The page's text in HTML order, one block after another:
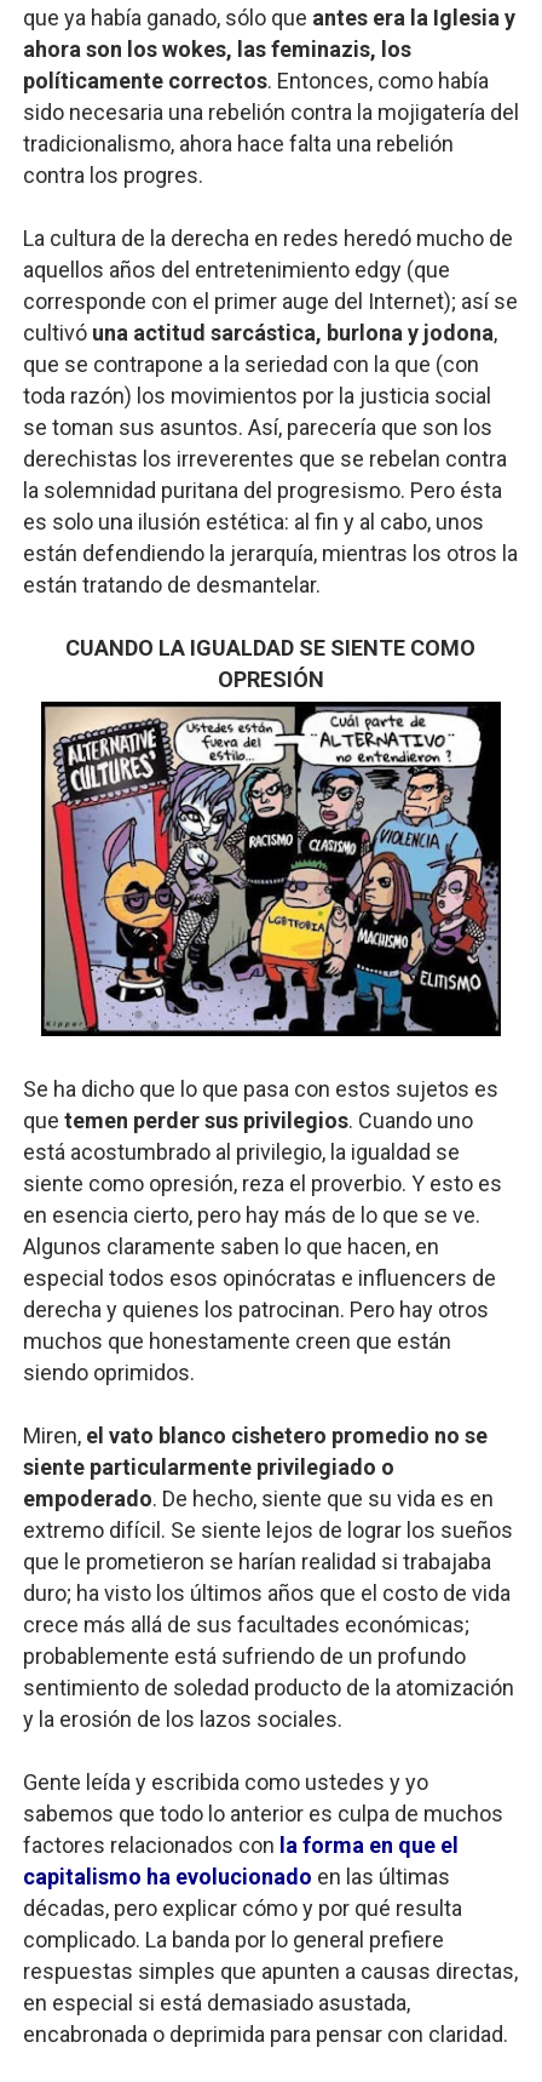
que ya había ganado, sólo que antes era la Iglesia y
ahora son los wokes, las feminazis, los
políticamente correctos. Entonces, como había
sido necesaria una rebelión contra la mojigatería del
tradicionalismo, ahora hace falta una rebelión
contra los progres.
La cultura de la derecha en redes heredó mucho de
aquellos años del entretenimiento edgy (que
corresponde con el primer auge del Internet); así se
cultivó una actitud sarcástica, burlona y jodona,
que se contrapone a la seriedad con la que (con
toda razón) los movimientos por la justicia social
se toman sus asuntos. Así, parecería que son los
derechistas los irreverentes que se rebelan contra
la solemnidad puritana del progresismo. Pero ésta
es solo una ilusión estética: al fin y al cabo, unos
están defendiendo la jerarquía, mientras los otros la
están tratando de desmantelar.
CUANDO LA IGUALDAD SE SIENTE COMO
OPRESIÓN
Se ha dicho que lo que pasa con estos sujetos es
que temen perder sus privilegios. Cuando uno
está acostumbrado al privilegio, la igualdad se
siente como opresión, reza el proverbio. Y esto es
en esencia cierto, pero hay más de lo que se ve.
Algunos claramente saben lo que hacen, en
especial todos esos opinócratas e influencers de
derecha y quienes los patrocinan. Pero hay otros
muchos que honestamente creen que están
siendo oprimidos.
Miren, el vato blanco cishetero promedio no se
siente particularmente privilegiado o
empoderado. De hecho, siente que su vida es en
extremo difícil. Se siente lejos de lograr los sueños
que le prometieron se harían realidad si trabajaba
duro; ha visto los últimos años que el costo de vida
crece más allá de sus facultades económicas;
probablemente está sufriendo de un profundo
sentimiento de soledad producto de la atomización
y la erosión de los lazos sociales.
Gente leída y escribida como ustedes y yo
sabemos que todo lo anterior es culpa de muchos
factores relacionados con la forma en que el
capitalismo ha evolucionado en las últimas
décadas, pero explicar cómo y por qué resulta
complicado. La banda por lo general prefiere
respuestas simples que apunten a causas directas,
en especial si está demasiado asustada,
encabronada o deprimida para pensar con claridad.